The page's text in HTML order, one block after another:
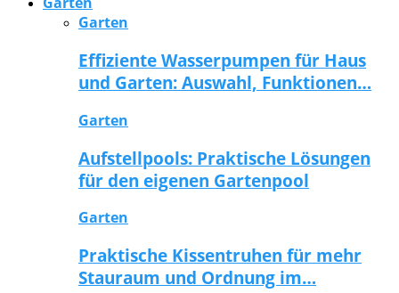
Garten
Effiziente Wasserpumpen für Haus
und Garten: Auswahl, Funktionen…
Garten
Aufstellpools: Praktische Lösungen
für den eigenen Gartenpool
Garten
Praktische Kissentruhen für mehr
Stauraum und Ordnung im…